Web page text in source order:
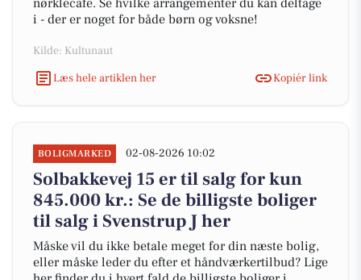
nørklecafé. Se hvilke arrangementer du kan deltage
i - der er noget for både børn og voksne!
Kilde: Kultunaut
Læs hele artiklen her
Kopiér link
BOLIGMARKED 02-08-2026 10:02
Solbakkevej 15 er til salg for kun
845.000 kr.: Se de billigste boliger
til salg i Svenstrup J her
Måske vil du ikke betale meget for din næste bolig,
eller måske leder du efter et håndværkertilbud? Lige